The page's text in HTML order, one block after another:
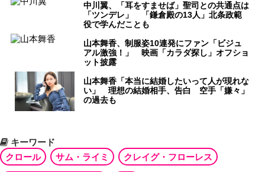
中川翼、「耳をすませば」聖司との共通点は
「ツンデレ」 「鎌倉殿の13人」北条政範
役で学んだことも
山本舞香、制服姿10連発にファン「ビジュ
アル激強！」 映画「カラダ探し」オフショ
ット披露
山本舞香「本当に結婚したいって人が現れな
い」 理想の結婚相手、告白 空手「嫌々」
の過去も
キーワード
クロール
サム・ライミ クレイグ・フローレス